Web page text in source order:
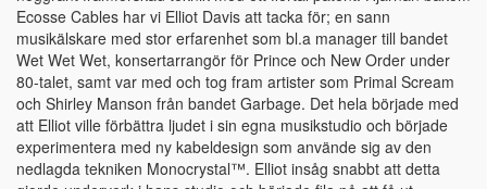
Ecosse Cables har vi Elliot Davis att tacka för; en sann
musikälskare med stor erfarenhet som bl.a manager till bandet
Wet Wet Wet, konsertarrangör för Prince och New Order under
80-talet, samt var med och tog fram artister som Primal Scream
och Shirley Manson från bandet Garbage. Det hela började med
att Elliot ville förbättra ljudet i sin egna musikstudio och började
experimentera med ny kabeldesign som använde sig av den
nedlagda tekniken Monocrystal™. Elliot insåg snabbt att detta